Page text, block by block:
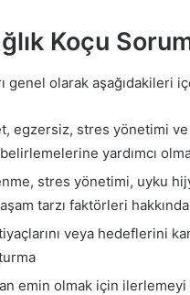
Koçu
genel olarak
egzersiz, stres yönetimi
yardımcı
stres yönetimi, uyku
tarzı faktörleri
veya hedeflerini
emin olmak için